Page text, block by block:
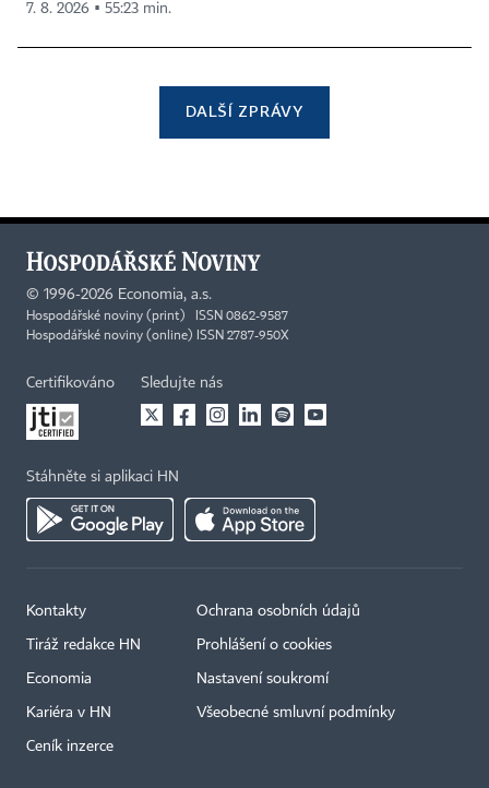
7. 8. 2026 ▪ 55:23 min.
DALŠÍ ZPRÁVY
© 1996-2026 Economia, a.s.
Hospodářské noviny (print) ISSN 0862-9587
Hospodářské noviny (online) ISSN 2787-950X
Certifikováno Sledujte nás
Stáhněte si aplikaci HN
Kontakty
Tiráž redakce HN
Economia
Kariéra v HN
Ceník inzerce
Ochrana osobních údajů
Prohlášení o cookies
Nastavení soukromí
Všeobecné smluvní podmínky